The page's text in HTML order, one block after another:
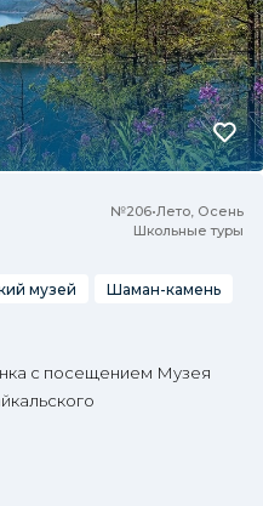
№206•Лето, Осень
Школьные туры
музей
Шаман-камень
с посещением Музея